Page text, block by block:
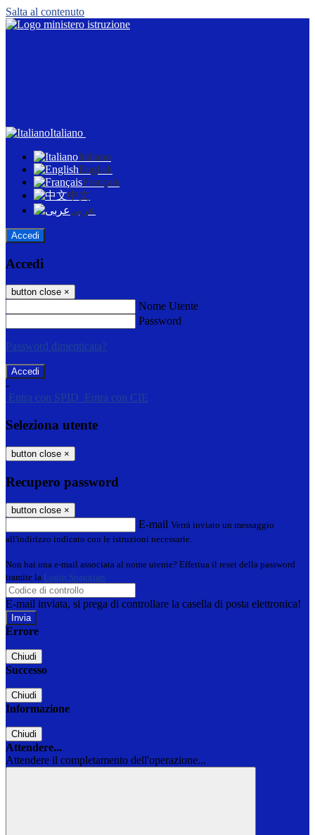
Salta al contenuto
Italiano
Italiano
English
Français
中文
عربى
Accedi
Accedi
button close ×
Nome Utente
Password
Password dimenticata?
-
Entra con SPID
Entra con CIE
Seleziona utente
button close ×
Recupero password
button close ×
E-mail Verrà inviato un messaggio
all'indirizzo indicato con le istruzioni necessarie.
Non hai una e-mail associata al nome utente? Effettua il reset della password
tramite la Login Spaggiari
E-mail inviata, si prega di controllare la casella di posta elettronica!
Errore
Chiudi
Successo
Chiudi
Informazione
Chiudi
Attendere...
Attendere il completamento dell'operazione...